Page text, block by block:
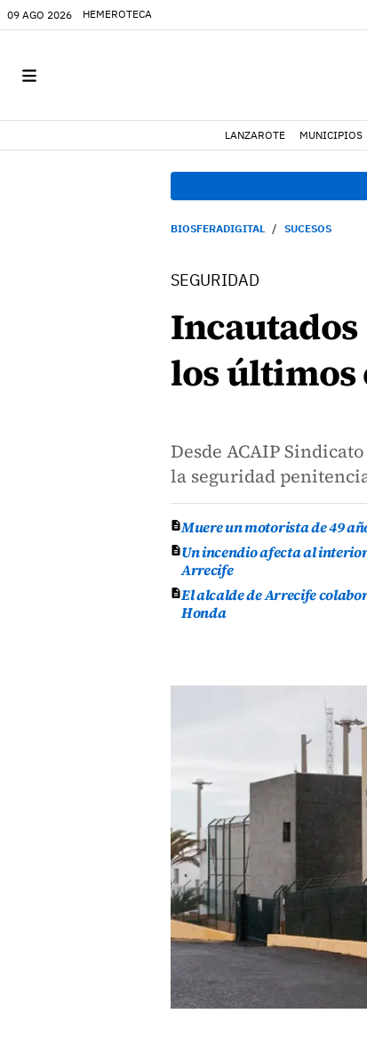
09 AGO 2026 HEMEROTECA
LANZAROTE MUNICIPIOS
BIOSFERADIGITAL SUCESOS
SEGURIDAD
Incautados
los últimos
Desde ACAIP
la seguridad
Muere un motorista de 49
Un incendio afecta al
Arrecife
El alcalde de Arrecife
Honda